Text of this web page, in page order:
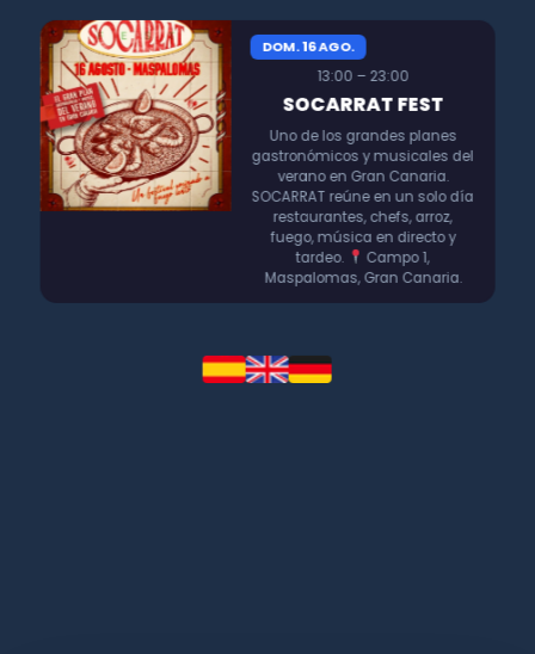
DOM. 16 AGO.
13:00 – 23:00
SOCARRAT FEST
Uno de los grandes planes
gastronómicos y musicales del
verano en Gran Canaria.
SOCARRAT reúne en un solo día
restaurantes, chefs, arroz,
fuego, música en directo y
tardeo.
Campo 1,
Maspalomas, Gran Canaria.